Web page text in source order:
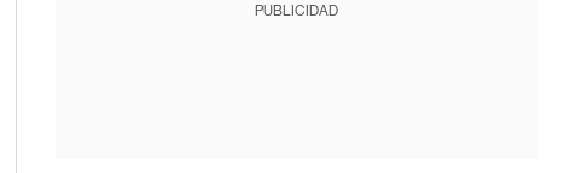
PUBLICIDAD